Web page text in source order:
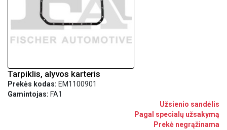
Tarpiklis, alyvos karteris
Prekės kodas: EM1100901
Gamintojas: FA1
Užsienio sandėlis
Pagal specialų užsakymą
Prekė negrąžinama